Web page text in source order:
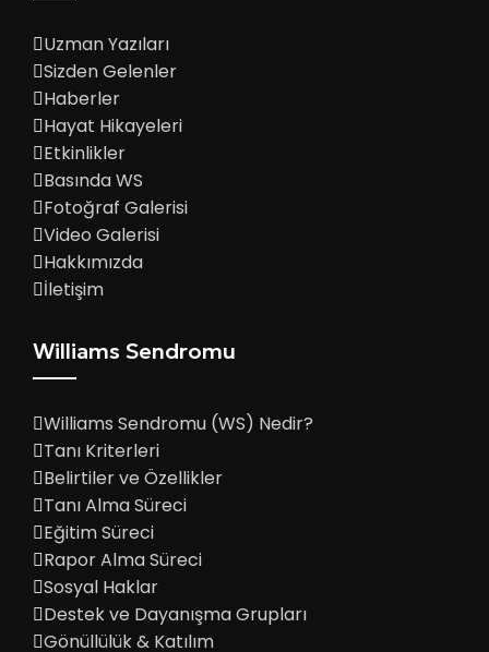
Uzman Yazıları
Sizden Gelenler
Haberler
Hayat Hikayeleri
Etkinlikler
Basında WS
Fotoğraf Galerisi
Video Galerisi
Hakkımızda
İletişim
Williams Sendromu
Williams Sendromu (WS) Nedir?
Tanı Kriterleri
Belirtiler ve Özellikler
Tanı Alma Süreci
Eğitim Süreci
Rapor Alma Süreci
Sosyal Haklar
Destek ve Dayanışma Grupları
Gönüllülük & Katılım